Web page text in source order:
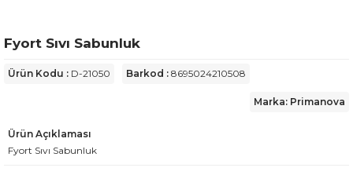
Fyort Sıvı Sabunluk
Ürün Kodu : D-21050 Barkod : 8695024210508
Marka: Primanova
Ürün Açıklaması
Fyort Sıvı Sabunluk